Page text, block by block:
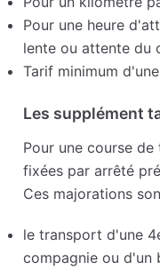
Pour une heure
lente ou attente du
Tarif minimum
Les supplément
Pour une course
fixées par arrêté
Ces majorations
le transport d'une
compagnie ou d'un